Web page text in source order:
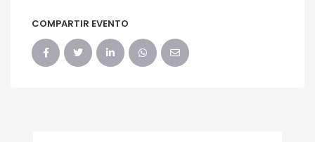
COMPARTIR EVENTO